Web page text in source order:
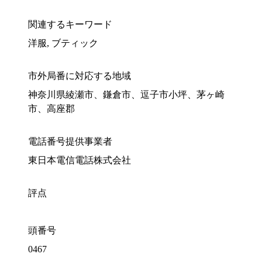
関連するキーワード
洋服, ブティック
市外局番に対応する地域
神奈川県綾瀬市、鎌倉市、逗子市小坪、茅ヶ崎
市、高座郡
電話番号提供事業者
東日本電信電話株式会社
評点
頭番号
0467